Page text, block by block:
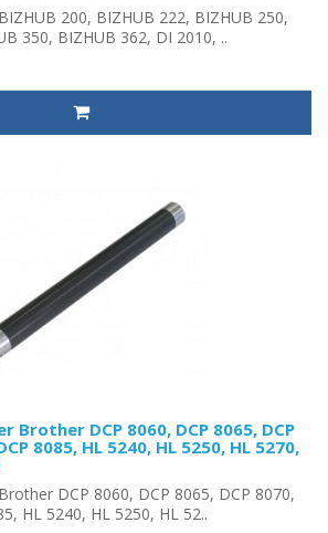
200, BIZHUB 222, BIZHUB 250,
350, BIZHUB 362, DI 2010, ..
Brother DCP 8060, DCP 8065, DCP
8085, HL 5240, HL 5250, HL 5270,
DCP 8060, DCP 8065, DCP 8070,
HL 5240, HL 5250, HL 52..